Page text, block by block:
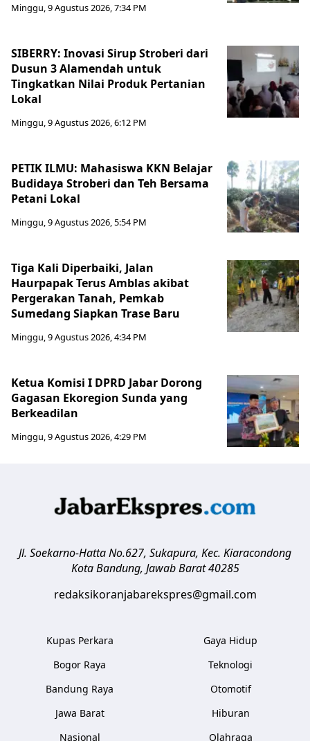
Minggu, 9 Agustus 2026, 7:34 PM
SIBERRY: Inovasi Sirup Stroberi dari
Dusun 3 Alamendah untuk
Tingkatkan Nilai Produk Pertanian
Lokal
Minggu, 9 Agustus 2026, 6:12 PM
PETIK ILMU: Mahasiswa KKN Belajar
Budidaya Stroberi dan Teh Bersama
Petani Lokal
Minggu, 9 Agustus 2026, 5:54 PM
Tiga Kali Diperbaiki, Jalan
Haurpapak Terus Amblas akibat
Pergerakan Tanah, Pemkab
Sumedang Siapkan Trase Baru
Minggu, 9 Agustus 2026, 4:34 PM
Ketua Komisi I DPRD Jabar Dorong
Gagasan Ekoregion Sunda yang
Berkeadilan
Minggu, 9 Agustus 2026, 4:29 PM
Jl. Soekarno-Hatta No.627, Sukapura, Kec. Kiaracondong
Kota Bandung, Jawab Barat 40285
redaksikoranjabarekspres@gmail.com
Kupas Perkara
Bogor Raya
Bandung Raya
Jawa Barat
Nasional
Gaya Hidup
Teknologi
Otomotif
Hiburan
Olahraga